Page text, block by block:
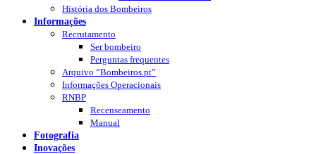
História dos Bombeiros
Informações
Recrutamento
Ser bombeiro
Perguntas frequentes
Arquivo “Bombeiros.pt”
Informações Operacionais
RNBP
Recenseamento
Manual
Fotografia
Inovações